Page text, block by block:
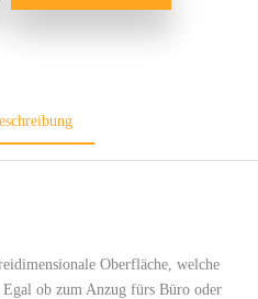
Oberfläche, welche
ob zum Anzug fürs Büro oder